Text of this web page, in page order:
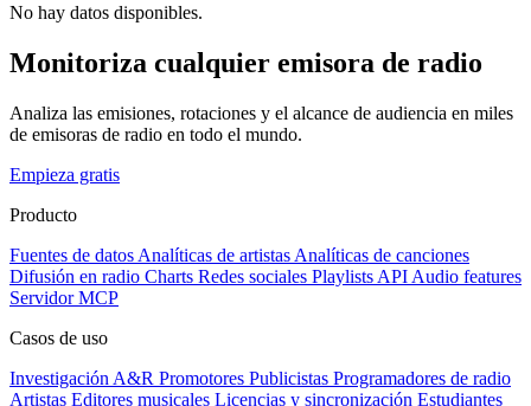
No hay datos disponibles.
Monitoriza cualquier emisora de radio
Analiza las emisiones, rotaciones y el alcance de audiencia en miles
de emisoras de radio en todo el mundo.
Empieza gratis
Producto
Fuentes de datos Analíticas de artistas Analíticas de canciones
Difusión en radio Charts Redes sociales Playlists API Audio features
Servidor MCP
Casos de uso
Investigación A&R Promotores Publicistas Programadores de radio
Artistas Editores musicales Licencias y sincronización Estudiantes